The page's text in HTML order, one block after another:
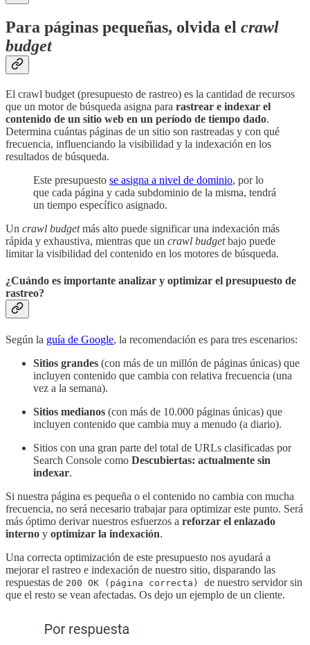
Para páginas pequeñas, olvida el crawl
budget
El crawl budget (presupuesto de rastreo) es la cantidad de recursos
que un motor de búsqueda asigna para rastrear e indexar el
contenido de un sitio web en un período de tiempo dado.
Determina cuántas páginas de un sitio son rastreadas y con qué
frecuencia, influenciando la visibilidad y la indexación en los
resultados de búsqueda.
Este presupuesto se asigna a nivel de dominio, por lo
que cada página y cada subdominio de la misma, tendrá
un tiempo específico asignado.
Un crawl budgetmás alto puede significar una indexación más
rápida y exhaustiva, mientras que un crawl budgetbajo puede
limitar la visibilidad del contenido en los motores de búsqueda.
¿Cuándo es importante analizar y optimizar el presupuesto de
rastreo?
Según la guía de Google, la recomendación es para tres escenarios:
Sitios grandes (con más de un millón de páginas únicas) que
incluyen contenido que cambia con relativa frecuencia (una
vez a la semana).
Sitios medianos (con más de 10.000 páginas únicas) que
incluyen contenido que cambia muy a menudo (a diario).
Sitios con una gran parte del total de URLs clasificadas por
Search Console como Descubiertas: actualmente sin
indexar.
Si nuestra página es pequeña o el contenido no cambia con mucha
frecuencia, no será necesario trabajar para optimizar este punto. Será
más óptimo derivar nuestros esfuerzos a reforzar el enlazado
interno y optimizar la indexación.
Una correcta optimización de este presupuesto nos ayudará a
mejorar el rastreo e indexación de nuestro sitio, disparando las
respuestas de 200 OK (página correcta) de nuestro servidor sin
que el resto se vean afectadas. Os dejo un ejemplo de un cliente.